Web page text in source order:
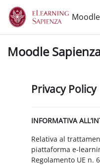
Vai al contenuto principale
Moodle
Privacy Policy
INFORMATIVA
Relativa al
piattaforma e-
Regolamento UE n.